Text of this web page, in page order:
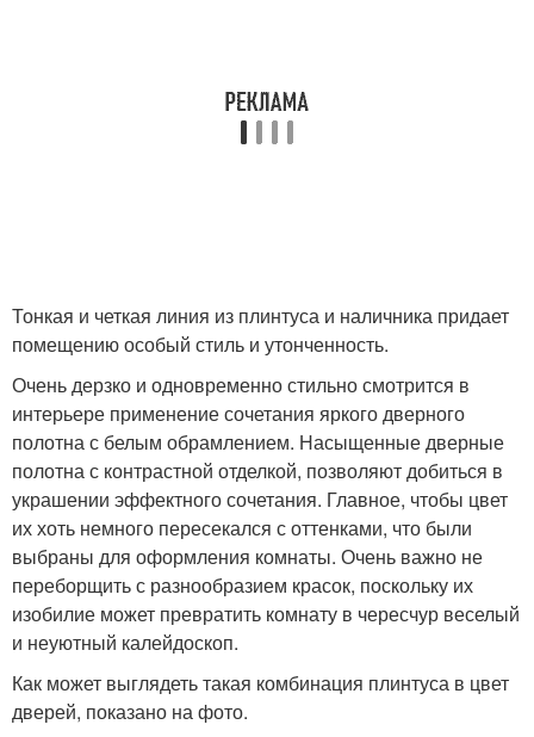
Тонкая и четкая линия из плинтуса и наличника придает
помещению особый стиль и утонченность.
Очень дерзко и одновременно стильно смотрится в
интерьере применение сочетания яркого дверного
полотна с белым обрамлением. Насыщенные дверные
полотна с контрастной отделкой, позволяют добиться в
украшении эффектного сочетания. Главное, чтобы цвет
их хоть немного пересекался с оттенками, что были
выбраны для оформления комнаты. Очень важно не
переборщить с разнообразием красок, поскольку их
изобилие может превратить комнату в чересчур веселый
и неуютный калейдоскоп.
Как может выглядеть такая комбинация плинтуса в цвет
дверей, показано на фото.